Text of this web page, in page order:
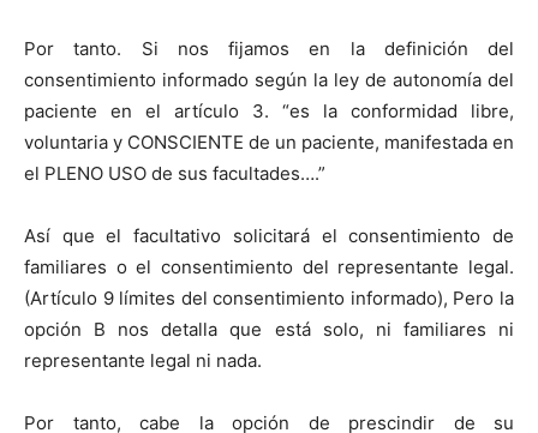
Por tanto. Si nos fijamos en la definición del
consentimiento informado según la ley de autonomía del
paciente en el artículo 3. “es la conformidad libre,
voluntaria y CONSCIENTE de un paciente, manifestada en
el PLENO USO de sus facultades….”
Así que el facultativo solicitará el consentimiento de
familiares o el consentimiento del representante legal.
(Artículo 9 límites del consentimiento informado), Pero la
opción B nos detalla que está solo, ni familiares ni
representante legal ni nada.
Por tanto, cabe la opción de prescindir de su